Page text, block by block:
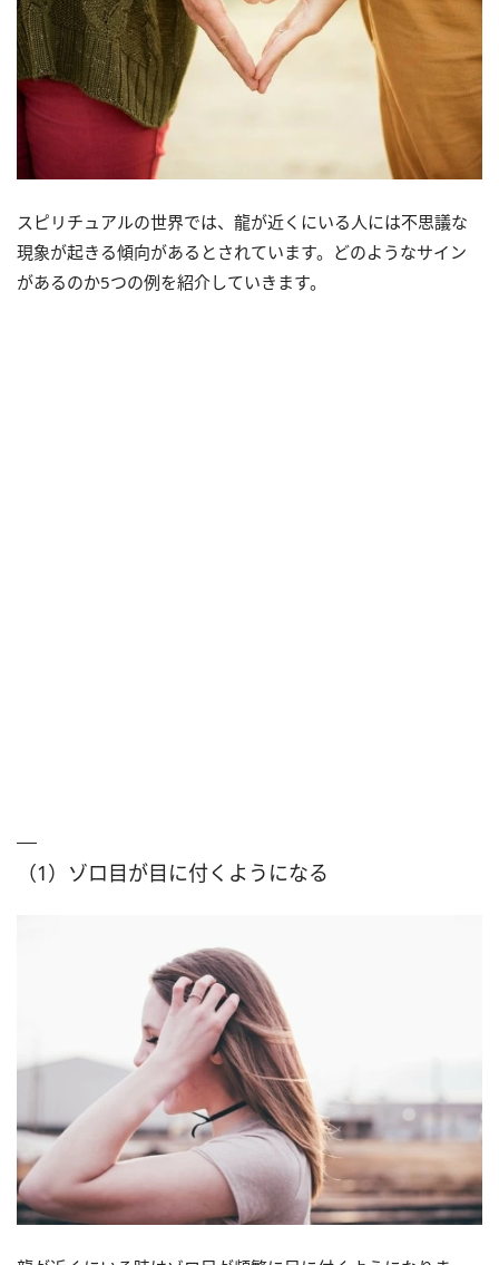
スピリチュアルの世界では、龍が近くにいる人には不思議な
現象が起きる傾向があるとされています。どのようなサイン
があるのか5つの例を紹介していきます。
（1）ゾロ目が目に付くようになる